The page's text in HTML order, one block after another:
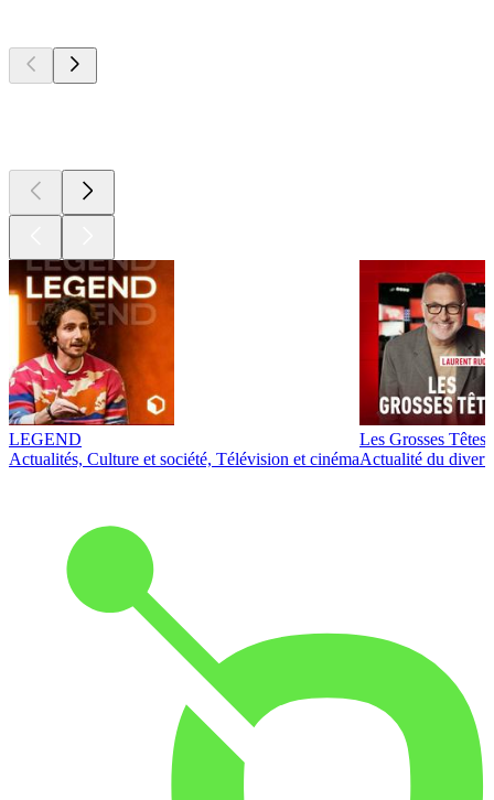
LEGEND
Actualités, Culture et société, Télévision et cinéma
Les Grosses Têtes
Actualité du